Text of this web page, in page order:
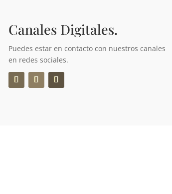
Canales Digitales.
Puedes estar en contacto con nuestros canales
en redes sociales.